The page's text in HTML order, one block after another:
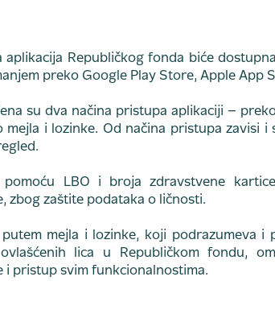
aplikacija Republičkog fonda biće
preko Google Play Store, Apple App
su dva načina pristupa aplikaciji –
mejla i lozinke. Od načina pristupa zavisi i
pomoću LBO i broja zdravstvene
zbog zaštite podataka o ličnosti.
putem mejla i lozinke, koji podrazumeva i
lica u Republičkom fondu,
i pristup svim funkcionalnostima.